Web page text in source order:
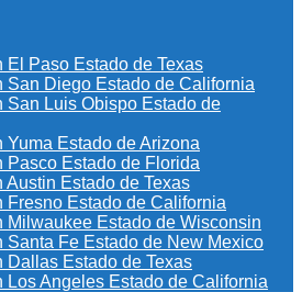
El Paso Estado de Texas
San Diego Estado de California
San Luis Obispo Estado de
Yuma Estado de Arizona
Pasco Estado de Florida
Austin Estado de Texas
Fresno Estado de California
Milwaukee Estado de Wisconsin
Santa Fe Estado de New Mexico
Dallas Estado de Texas
Los Angeles Estado de California